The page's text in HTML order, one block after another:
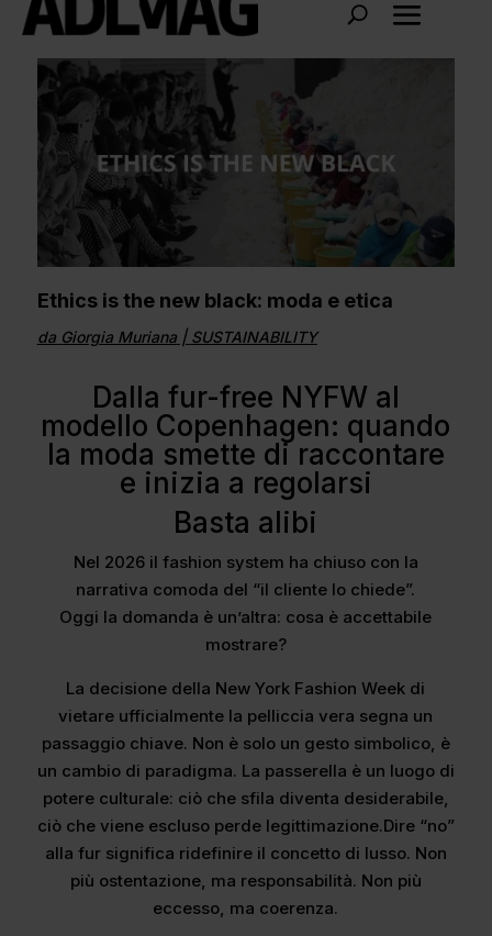
Ethics is the new black: moda e etica
da Giorgia Muriana| SUSTAINABILITY
Dalla fur-free NYFW al
modello Copenhagen: quando
la moda smette di raccontare
e inizia a regolarsi
Basta alibi
Nel 2026 il fashion system ha chiuso con la
narrativa comoda del “il cliente lo chiede”.
Oggi la domanda è un’altra: cosa è accettabile
mostrare?
La decisione della New York Fashion Week di
vietare ufficialmente la pelliccia vera segna un
passaggio chiave. Non è solo un gesto simbolico, è
un cambio di paradigma. La passerella è un luogo di
potere culturale: ciò che sfila diventa desiderabile,
ciò che viene escluso perde legittimazione.Dire “no”
alla fur significa ridefinire il concetto di lusso. Non
più ostentazione, ma responsabilità. Non più
eccesso, ma coerenza.